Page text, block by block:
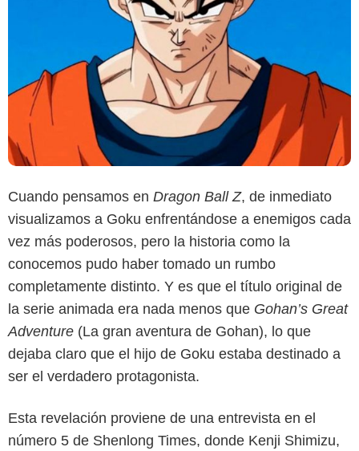
Cuando pensamos en Dragon Ball Z, de inmediato
visualizamos a Goku enfrentándose a enemigos cada
vez más poderosos, pero la historia como la
conocemos pudo haber tomado un rumbo
completamente distinto. Y es que el título original de
la serie animada era nada menos que Gohan’s Great
Adventure (La gran aventura de Gohan), lo que
dejaba claro que el hijo de Goku estaba destinado a
ser el verdadero protagonista.
Esta revelación proviene de una entrevista en el
número 5 de Shenlong Times, donde Kenji Shimizu,
Crunchyroll